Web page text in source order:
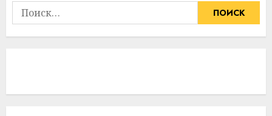
Найти: